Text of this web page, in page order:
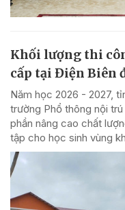
Khối lượng thi
cấp tại Điện Biên
Năm học 2026 - 2027,
trường Phổ thông nội
phần nâng cao chất
tập cho học sinh vùng